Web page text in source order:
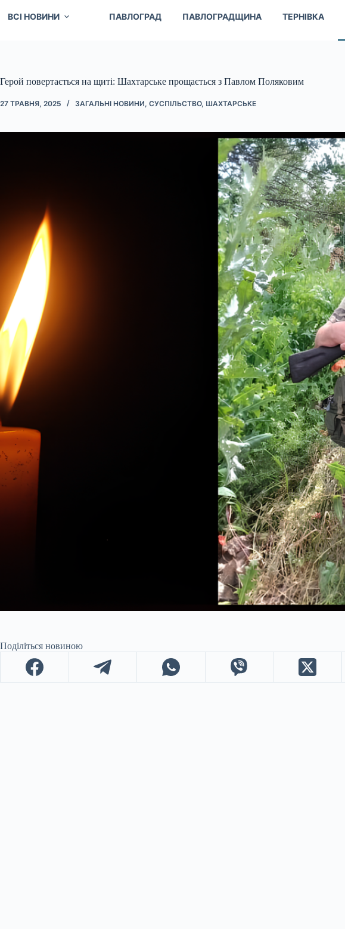
ВСІ НОВИНИ ПАВЛОГРАД ПАВЛОГРАДЩИНА ТЕРНІВКА
Герой повертається на щиті: Шахтарське прощається з Павлом Поляковим
27 ТРАВНЯ, 2025 ЗАГАЛЬНІ НОВИНИ, СУСПІЛЬСТВО, ШАХТАРСЬКЕ
Поділіться новиною